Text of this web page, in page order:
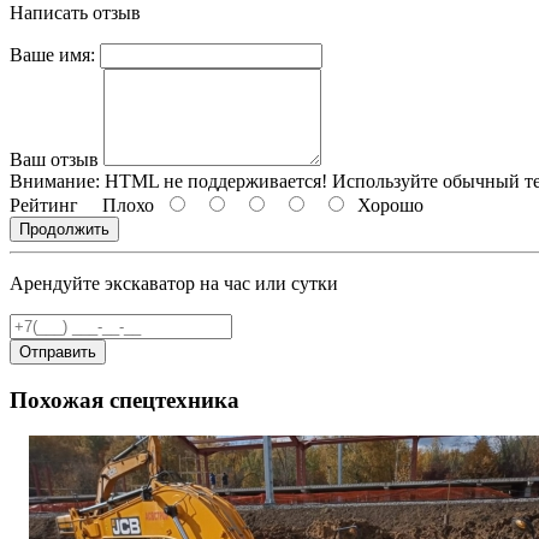
Написать отзыв
Ваше имя:
Ваш отзыв
Внимание: HTML не поддерживается! Используйте обычный
Рейтинг Плохо Хорошо
Продолжить
Арендуйте экскаватор на час или сутки
Отправить
Похожая спецтехника